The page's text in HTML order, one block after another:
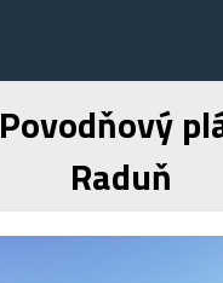
Povodňový
Raduň